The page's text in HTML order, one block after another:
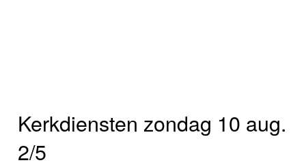
Kerkdiensten zondag 10 aug.
2/5